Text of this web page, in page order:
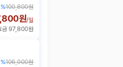
%100,800원
원/일
금 97,800원
%106,900원